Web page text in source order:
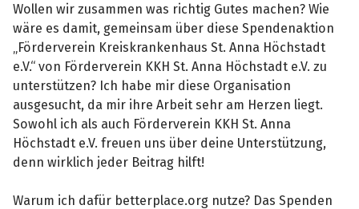
Wollen wir zusammen was richtig Gutes machen? Wie
wäre es damit, gemeinsam über diese Spendenaktion
„Förderverein Kreiskrankenhaus St. Anna Höchstadt
e.V.“ von Förderverein KKH St. Anna Höchstadt e.V. zu
unterstützen? Ich habe mir diese Organisation
ausgesucht, da mir ihre Arbeit sehr am Herzen liegt.
Sowohl ich als auch Förderverein KKH St. Anna
Höchstadt e.V. freuen uns über deine Unterstützung,
denn wirklich jeder Beitrag hilft!
Warum ich dafür betterplace.org nutze? Das Spenden